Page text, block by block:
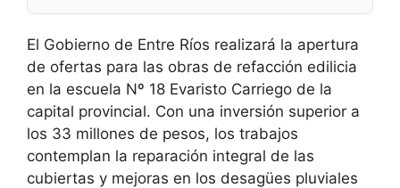
El Gobierno de Entre Ríos realizará la apertura
de ofertas para las obras de refacción edilicia
en la escuela Nº 18 Evaristo Carriego de la
capital provincial. Con una inversión superior a
los 33 millones de pesos, los trabajos
contemplan la reparación integral de las
cubiertas y mejoras en los desagües pluviales